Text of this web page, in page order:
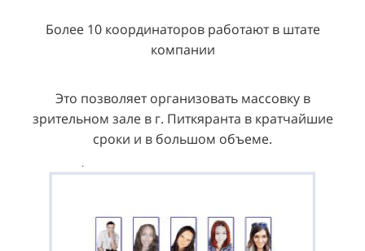
Более 10 координаторов работают в штате
компании
Это позволяет организовать массовку в
зрительном зале в г. Питкяранта в кратчайшие
сроки и в большом объеме.